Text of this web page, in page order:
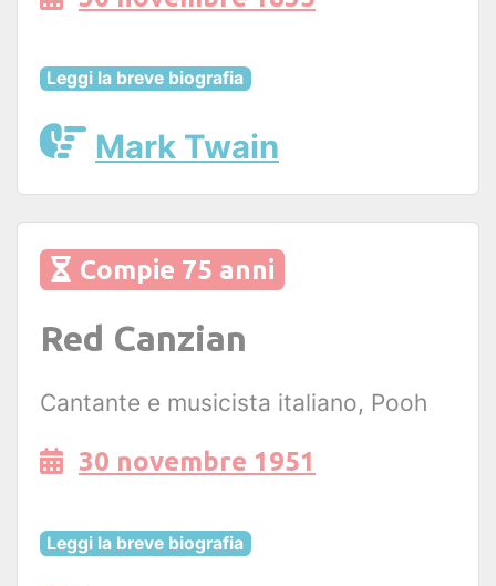
Leggi la breve biografia
Mark Twain
Compie 75 anni
Red Canzian
Cantante e musicista italiano, Pooh
30 novembre 1951
Leggi la breve biografia